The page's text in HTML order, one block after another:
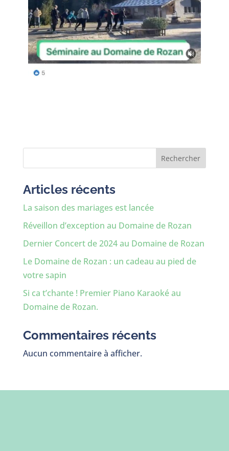
Rechercher
Articles récents
La saison des mariages est lancée
Réveillon d’exception au Domaine de Rozan
Dernier Concert de 2024 au Domaine de Rozan
Le Domaine de Rozan : un cadeau au pied de
votre sapin
Si ca t’chante ! Premier Piano Karaoké au
Domaine de Rozan.
Commentaires récents
Aucun commentaire à afficher.